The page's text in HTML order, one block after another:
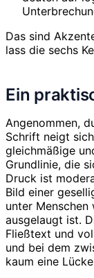
Das sind
lass die sechs
Ein
Angenommen,
Schrift neigt
gleichmäßige
Grundlinie, die
Druck ist
Bild einer
unter
ausgelaugt ist.
Fließtext und
und bei dem
kaum eine